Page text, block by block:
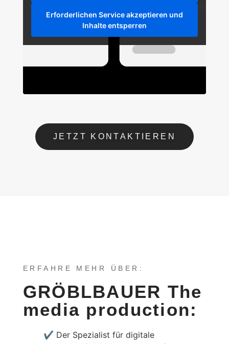
Erforderlichen Service akzeptieren und
Inhalte entsperren
JETZT KONTAKTIEREN
ERFAHRE MEHR ÜBER:
GRÖBLBAUER The
media production:
✔ Der Spezialist für digitale